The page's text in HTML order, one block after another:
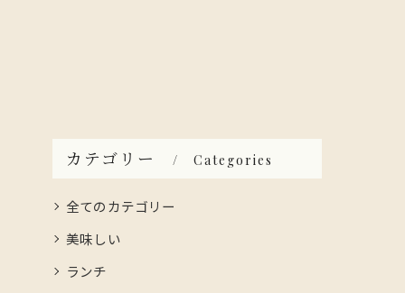
カテゴリー Categories
全てのカテゴリー
美味しい
ランチ